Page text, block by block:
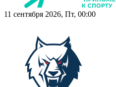
11 сентября 2026, Пт, 00:00